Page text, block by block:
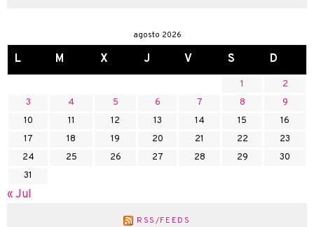
agosto 2026
L M X J V S D
1
2
3
4 5 6 7 8
9
10
11 12 13 14 15
16
17
18 19 20 21 22
23
24
25 26 27 28 29
30
31
« Jul
RSS/FEEDS